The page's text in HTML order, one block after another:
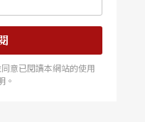
意已閱讀本網站的使用
。